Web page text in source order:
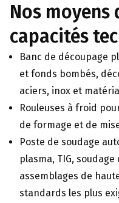
Nos
capacités
Banc de découpage
et fonds bombés,
aciers, inox et
Rouleuses à froid
de formage et de
Poste de soudage
plasma, TIG,
assemblages de
standards les plus